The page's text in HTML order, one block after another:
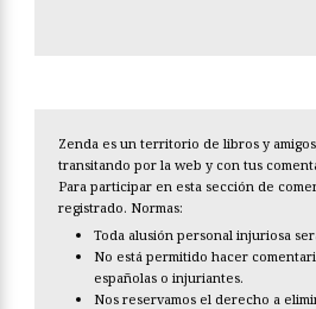
Zenda es un territorio de libros y
transitando por la web y con tus
Para participar en esta sección de
registrado. Normas:
Toda alusión personal injuriosa
No está permitido hacer
españolas o injuriantes.
Nos reservamos el derecho a